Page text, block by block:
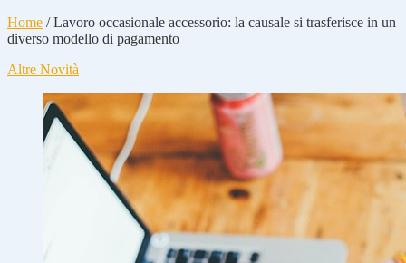
Home /Lavoro occasionale accessorio: la causale si trasferisce in un
diverso modello di pagamento
Altre Novità